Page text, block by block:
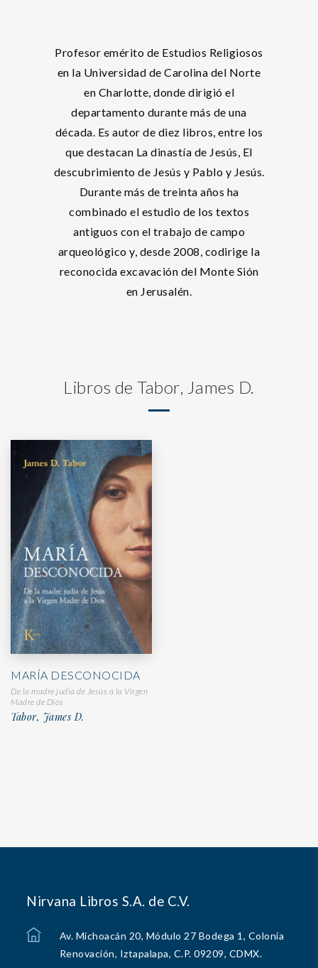
Profesor emérito de Estudios Religiosos
en la Universidad de Carolina del Norte
en Charlotte, donde dirigió el
departamento durante más de una
década. Es autor de diez libros, entre los
que destacan La dinastía de Jesús, El
descubrimiento de Jesús y Pablo y Jesús.
Durante más de treinta años ha
combinado el estudio de los textos
antiguos con el trabajo de campo
arqueológico y, desde 2008, codirige la
reconocida excavación del Monte Sión
en Jerusalén.
Libros de Tabor, James D.
MARÍA DESCONOCIDA
De la madre judía de Jesús a la Virgen
Madre de Dios
Tabor, James D.
Nirvana Libros S.A. de C.V.
Av. Michoacán 20, Módulo 27 Bodega 1, Colonia
Renovación, Iztapalapa, C.P. 09209, CDMX.